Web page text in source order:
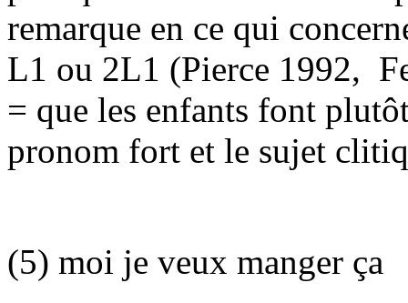
remarque en ce qui
L1 ou 2L1 (Pierce 1992,
= que les enfants font
pronom fort et le sujet
(5) moi je veux manger ça